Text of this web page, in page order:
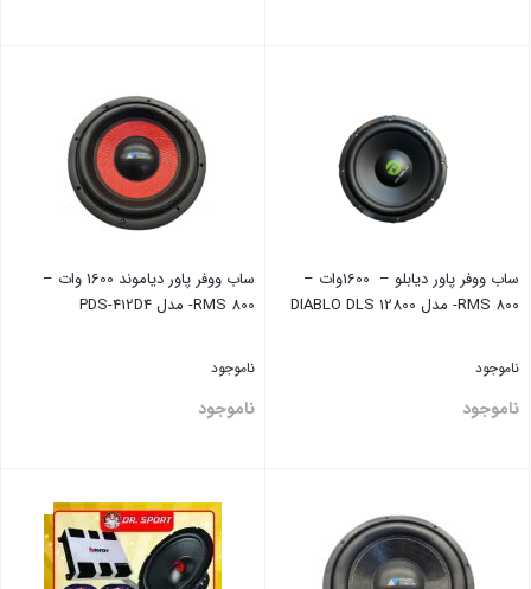
ساب ووفر پاور دیابلو – 1600وات –
RMS 800- مدل DIABLO DLS 12800
ناموجود
ناموجود
ساب ووفر پاور دیاموند 1600 وات –
RMS 800- مدل PDS-412D4
ناموجود
ناموجود